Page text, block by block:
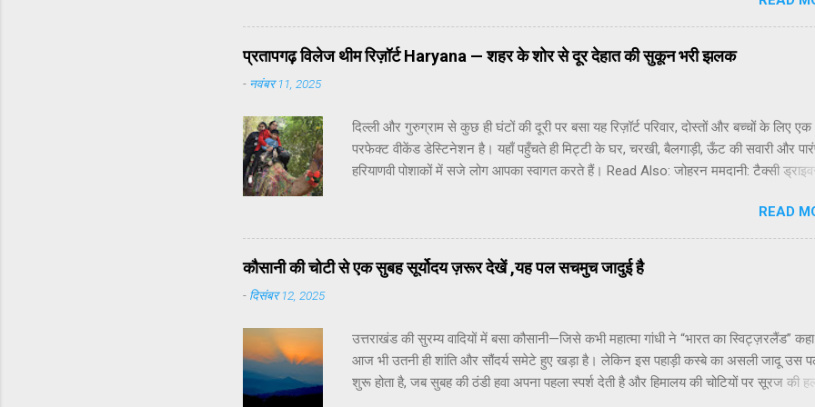
एक धुंधली सी परछाई प्लेट पर उभरने लगी, जो दुनिया की पहली तस्वीर बनी। इसे “View from
Window at Le Gras” कहा जाता है। जोसेफ निएप्स को उस वक्त शायद पता नहीं था कि उनके इस
प्रयोग से पूरी दुनिया की यादें कैद करने का रास्ता खुल जाएगा। इस तस्वीर ने फोटोग्राफी की नींव
प्रतापगढ़ विलेज थीम रिज़ॉर्ट Haryana — शहर के शोर से दूर देहात की सुकून भरी झलक
- नवंबर 11, 2025
दिल्ली और गुरुग्राम से कुछ ही घंटों की दूरी पर बसा यह रिज़ॉर्ट परिवार, दोस्तों और बच्चों के लिए एक
परफेक्ट वीकेंड डेस्टिनेशन है। यहाँ पहुँचते ही मिट्टी के घर, चरखी, बैलगाड़ी, ऊँट की सवारी और
हरियाणवी पोशाकों में सजे लोग आपका स्वागत करते हैं। Read Also: जोहरन ममदानी: टैक्सी
को मिलती है। गाँव की चौपाल जैसी जगहों पर लोकनृत्य, रस्साकशी, पिट्ठू, कबड्डी और अन्य देसी
मज़ा लिया जा सकता है। बच्चे मिट्टी के खिलौने बनाना, बायोगैस प्लांट देखना या बागवानी करना
— जो शहरी जीवन से एक ताज़गी भरा बदलाव लाता है। यहाँ का देसी खाना इसकी सबसे बड़ी पहचान
सरसों का साग, मक्के की रोटी, दही, लस्सी, गुड़ और ताज़े देसी घी की महक हर किसी को गाँव के स्वाद
READ
कौसानी की चोटी से एक सुबह सूर्योदय ज़रूर देखें ,यह पल सचमुच जादुई है
- दिसंबर 12, 2025
उत्तराखंड की सुरम्य वादियों में बसा कौसानी—जिसे कभी महात्मा गांधी ने “भारत का स्विट्ज़रलैंड”
आज भी उतनी ही शांति और सौंदर्य समेटे हुए खड़ा है। लेकिन इस पहाड़ी कस्बे का असली जादू उस
शुरू होता है, जब सुबह की ठंडी हवा अपना पहला स्पर्श देती है और हिमालय की चोटियों पर सूरज की